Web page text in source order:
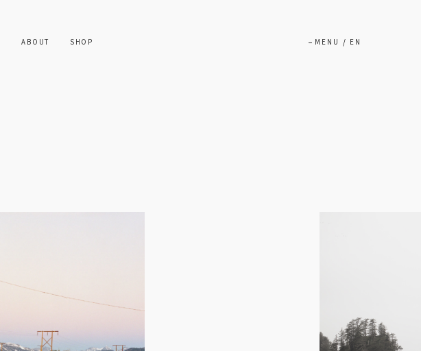
ABOUT SHOP MENU / EN